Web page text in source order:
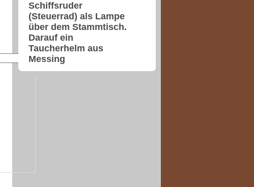
Schiffsruder
(Steuerrad) als Lampe
über dem Stammtisch.
Darauf ein
Taucherhelm aus
Messing